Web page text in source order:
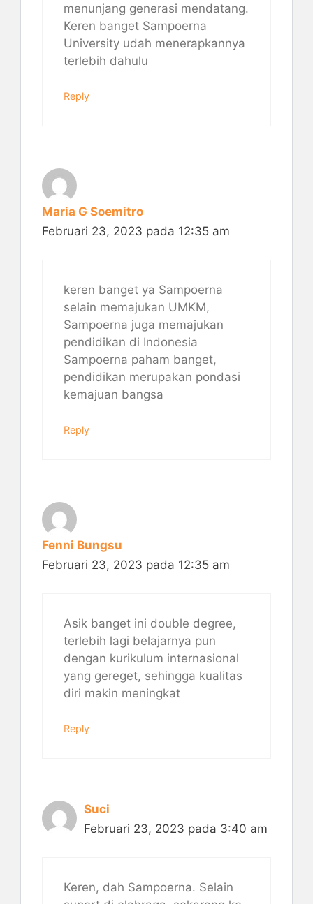
menunjang generasi mendatang.
Keren banget Sampoerna
University udah menerapkannya
terlebih dahulu
Reply
Maria G Soemitro
Februari 23, 2023 pada 12:35 am
keren banget ya Sampoerna
selain memajukan UMKM,
Sampoerna juga memajukan
pendidikan di Indonesia
Sampoerna paham banget,
pendidikan merupakan pondasi
kemajuan bangsa
Reply
Fenni Bungsu
Februari 23, 2023 pada 12:35 am
Asik banget ini double degree,
terlebih lagi belajarnya pun
dengan kurikulum internasional
yang gereget, sehingga kualitas
diri makin meningkat
Reply
Suci
Februari 23, 2023 pada 3:40 am
Keren, dah Sampoerna. Selain